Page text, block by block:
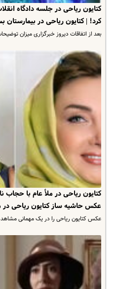
کتایون ریاحی در جلسه دادگاه
کرد! | کتایون ریاحی در
بعد از اتفاقات دیروز خبرگزاری میزان
کتایون ریاحی در ملأ عام با حجاب
عکس حاشیه ساز کتایون ریاحی در
عکس کتایون ریاحی را در یک مهمانی